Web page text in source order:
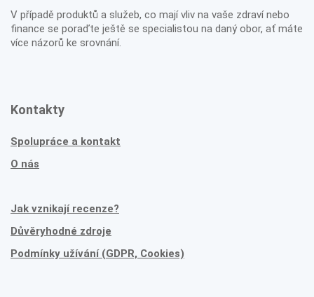
V případě produktů a služeb, co mají vliv na vaše zdraví nebo
finance se poraďte ještě se specialistou na daný obor, ať máte
více názorů ke srovnání.
Kontakty
Spolupráce a kontakt
O nás
Jak vznikají recenze?
Důvěryhodné zdroje
Podmínky užívání (GDPR, Cookies)